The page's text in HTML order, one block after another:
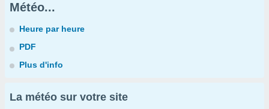
Météo...
Heure par heure
PDF
Plus d'info
La météo sur votre site